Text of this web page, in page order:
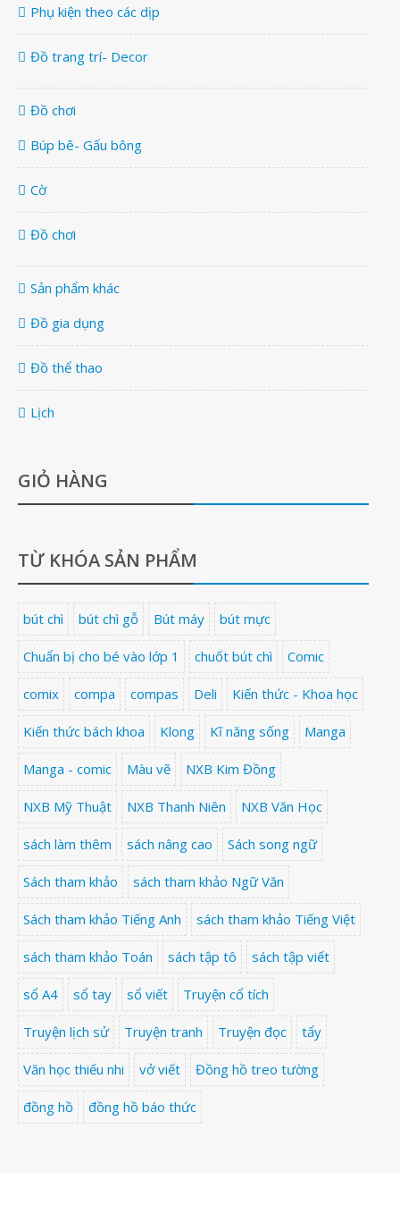
Phụ kiện theo các dịp
Đồ trang trí- Decor
Đồ chơi
Búp bê- Gấu bông
Cờ
Đồ chơi
Sản phẩm khác
Đồ gia dụng
Đồ thể thao
Lịch
GIỎ HÀNG
TỪ KHÓA SẢN PHẨM
bút chì bút chì gỗ Bút máy bút mực
Chuẩn bị cho bé vào lớp 1 chuốt bút chì Comic
comix compa compas Deli Kiến thức - Khoa học
Kiến thức bách khoa Klong Kĩ năng sống Manga
Manga - comic Màu vẽ NXB Kim Đồng
NXB Mỹ Thuật NXB Thanh Niên NXB Văn Học
sách làm thêm sách nâng cao Sách song ngữ
Sách tham khảo sách tham khảo Ngữ Văn
Sách tham khảo Tiếng Anh sách tham khảo Tiếng Việt
sách tham khảo Toán sách tập tô sách tập viết
sổ A4 sổ tay sổ viết Truyện cổ tích
Truyện lịch sử Truyện tranh Truyện đọc tẩy
Văn học thiếu nhi vở viết Đồng hồ treo tường
đồng hồ đồng hồ báo thức